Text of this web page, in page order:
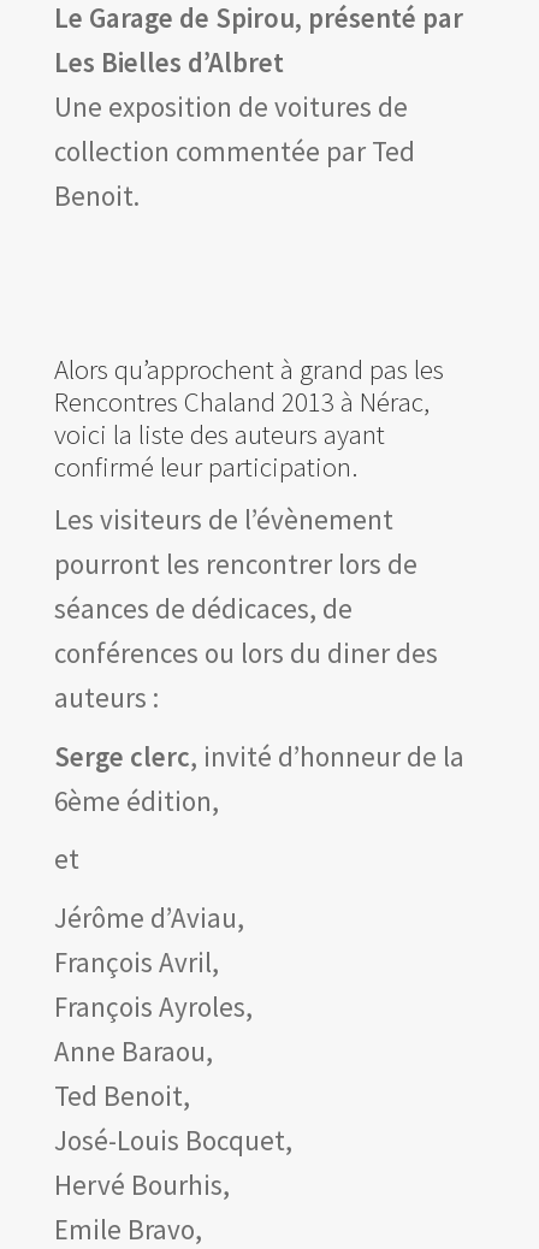
Le Garage de Spirou, présenté par
Les Bielles d’Albret
Une exposition de voitures de
collection commentée par Ted
Benoit.
Alors qu’approchent à grand pas les
Rencontres Chaland 2013 à Nérac,
voici la liste des auteurs ayant
confirmé leur participation.
Les visiteurs de l’évènement
pourront les rencontrer lors de
séances de dédicaces, de
conférences ou lors du diner des
auteurs :
Serge clerc, invité d’honneur de la
6ème édition,
et
Jérôme d’Aviau,
François Avril,
François Ayroles,
Anne Baraou,
Ted Benoit,
José-Louis Bocquet,
Hervé Bourhis,
Emile Bravo,